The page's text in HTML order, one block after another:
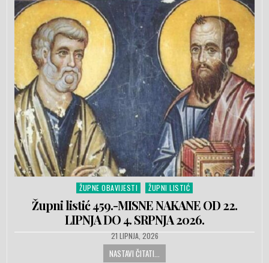
Posted in
ŽUPNE OBAVIJESTI ŽUPNI LISTIĆ
Župni listić 459.-MISNE NAKANE OD 22.
LIPNJA DO 4. SRPNJA 2026.
PUBLISHED DATE:
21 LIPNJA, 2026
NASTAVI ČITATI...